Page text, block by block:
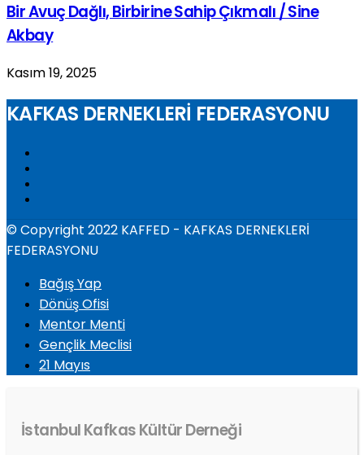
Bir Avuç Dağlı, Birbirine Sahip Çıkmalı / Sine
Akbay
Kasım 19, 2025
KAFKAS DERNEKLERİ FEDERASYONU
© Copyright 2022 KAFFED - KAFKAS DERNEKLERİ
FEDERASYONU
Bağış Yap
Dönüş Ofisi
Mentor Menti
Gençlik Meclisi
21 Mayıs
İstanbul Kafkas Kültür Derneği